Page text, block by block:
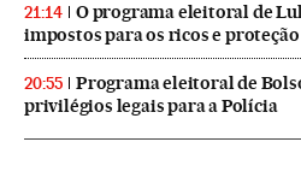
21:14
O programa eleitoral de
impostos para os ricos e
20:55
Programa eleitoral de
privilégios legais para a Polícia